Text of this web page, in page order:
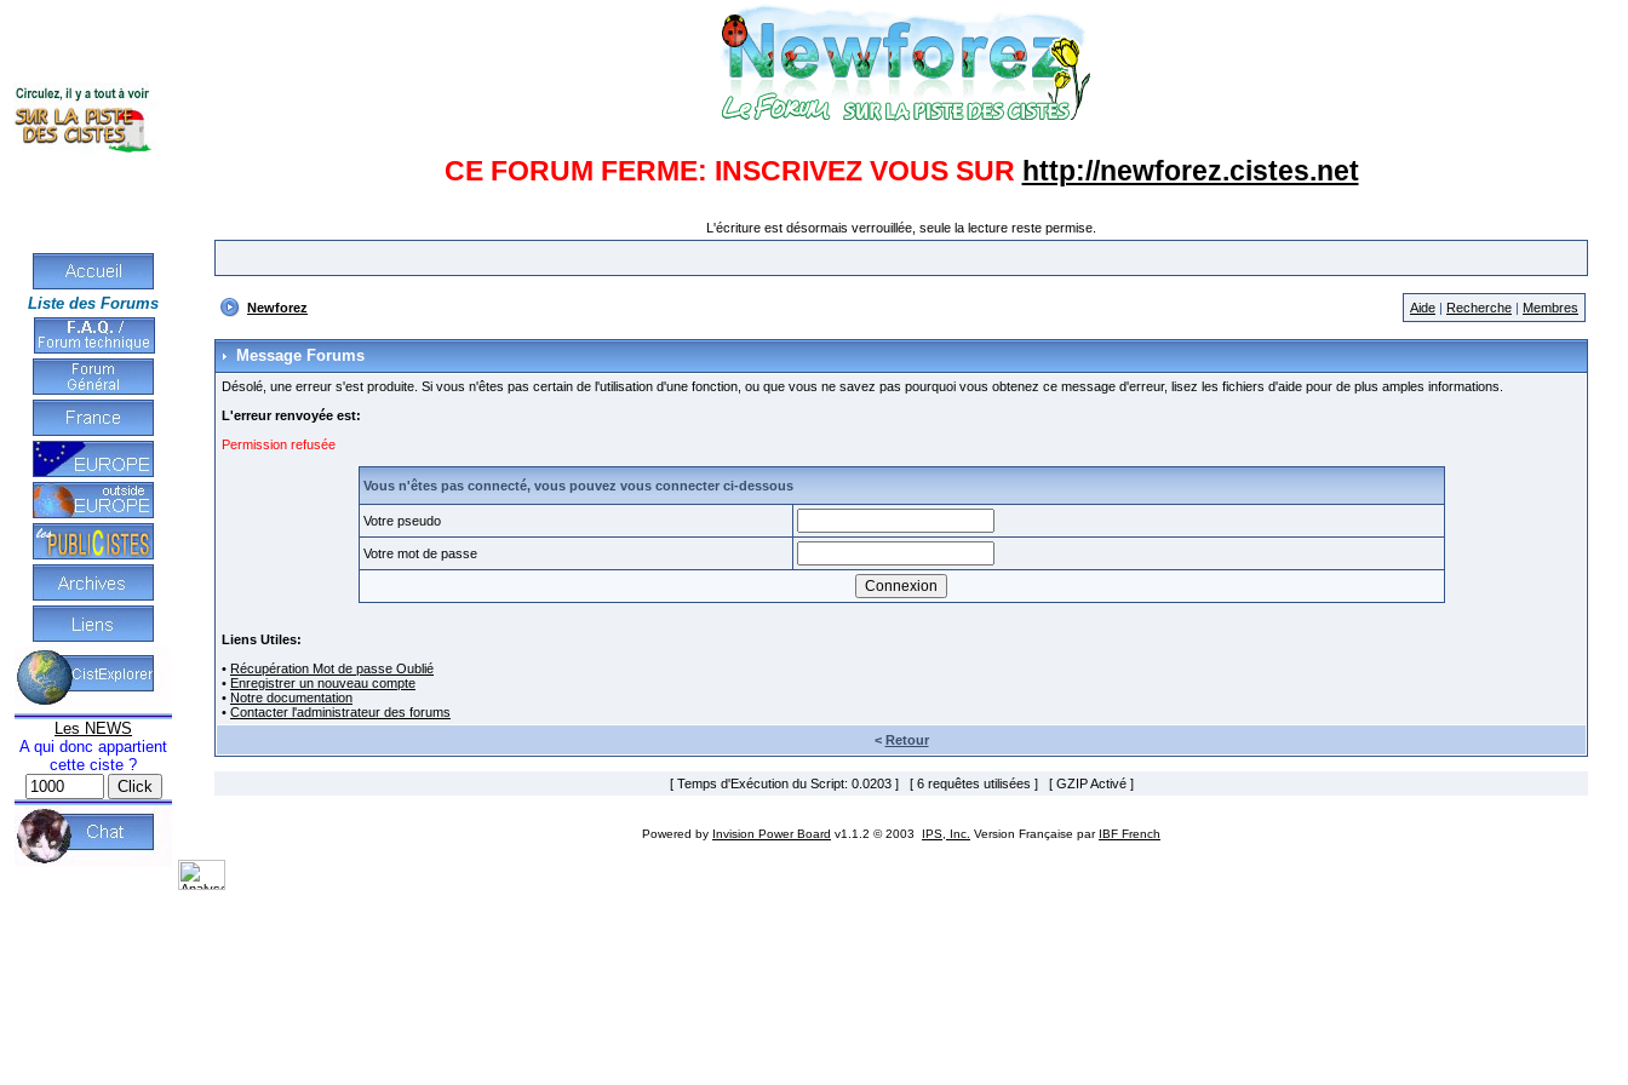
CE FORUM FERME: INSCRIVEZ VOUS SUR http://newforez.cistes.net
L'écriture est désormais verrouillée, seule la lecture reste permise.
Liste des Forums
Les NEWS
A qui donc appartient
cette ciste ?
Newforez Aide | Recherche | Membres
Message Forums
Désolé, une erreur s'est produite. Si vous n'êtes pas certain de l'utilisation d'une fonction, ou que vous ne savez pas pourquoi vous obtenez ce message d'erreur, lisez les fichiers d'aide pour de plus amples informations.
L'erreur renvoyée est:
Permission refusée
Vous n'êtes pas connecté, vous pouvez vous connecter ci-dessous
Votre pseudo
Votre mot de passe
Liens Utiles:
• Récupération Mot de passe Oublié
• Enregistrer un nouveau compte
• Notre documentation
• Contacter l'administrateur des forums
< Retour
[ Temps d'Exécution du Script: 0.0203 ] [ 6 requêtes utilisées ] [ GZIP Activé ]
Powered by Invision Power Board v1.1.2 © 2003 IPS, Inc. Version Française par IBF French